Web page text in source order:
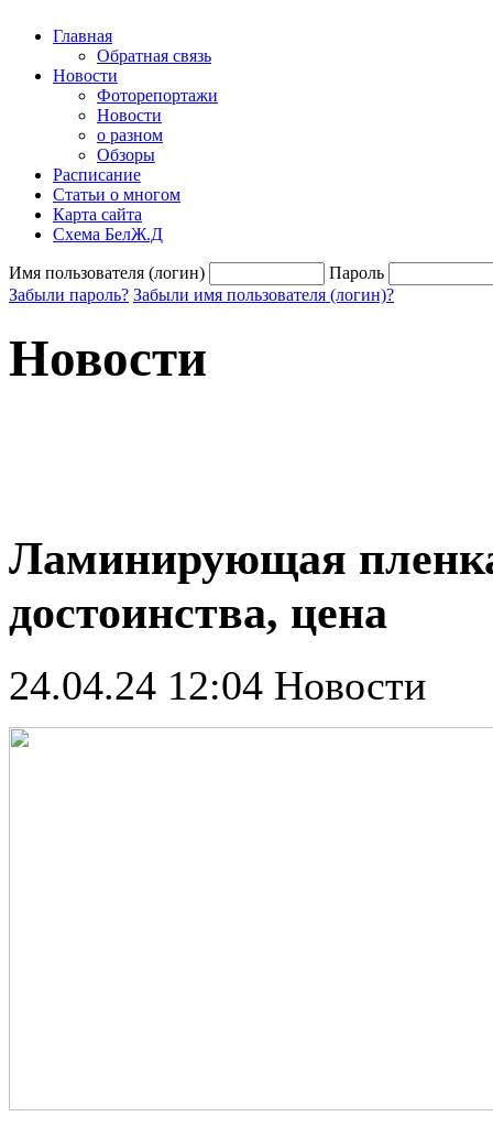
Главная
Обратная связь
Новости
Фоторепортажи
Новости
о разном
Обзоры
Расписание
Статьи о многом
Карта сайта
Схема БелЖ.Д
Имя пользователя (логин)
Пароль
Забыли пароль? Забыли имя пользователя (логин)?
Новости
Ламинирующая
достоинства, цена
24.04.24 12:04 Новости